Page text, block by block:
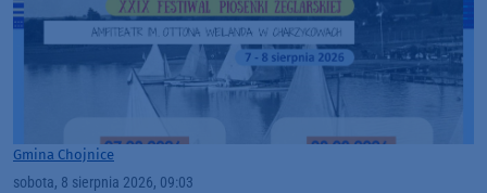
Gmina Chojnice
sobota, 8 sierpnia 2026, 09:03